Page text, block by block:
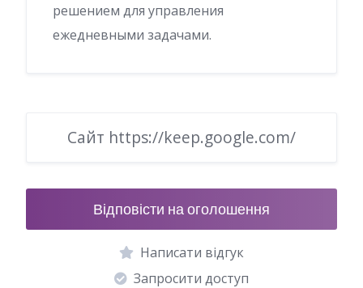
решением для управления
ежедневными задачами.
Сайт https://keep.google.com/
Відповісти на оголошення
Написати відгук
Запросити доступ